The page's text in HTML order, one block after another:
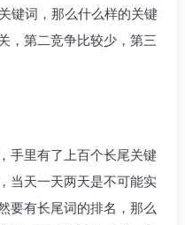
键词，那么什么样的关键
，第二竞争比较少，第三
手里有了上百个长尾关键
当天一天两天是不可能实
要有长尾词的排名，那么